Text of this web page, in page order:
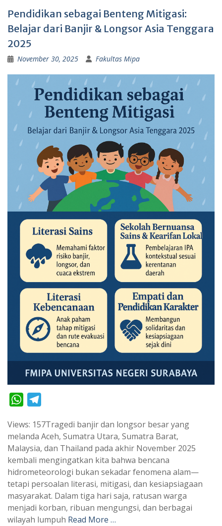
Pendidikan sebagai Benteng Mitigasi:
Belajar dari Banjir & Longsor Asia Tenggara
2025
November 30, 2025 Fakultas Mipa
W
a
t
s
A
p
p
l
e
g
r
a
m
Views: 157Tragedi banjir dan longsor besar yang
melanda Aceh, Sumatra Utara, Sumatra Barat,
Malaysia, dan Thailand pada akhir November 2025
kembali mengingatkan kita bahwa bencana
hidrometeorologi bukan sekadar fenomena alam—
tetapi persoalan literasi, mitigasi, dan kesiapsiagaan
masyarakat. Dalam tiga hari saja, ratusan warga
menjadi korban, ribuan mengungsi, dan berbagai
wilayah lumpuh Read More …